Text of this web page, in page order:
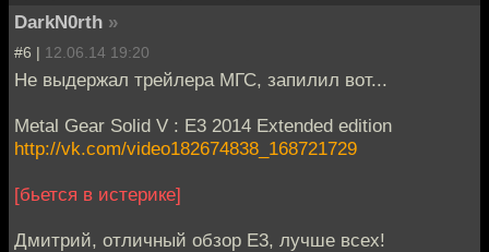
DarkN0rth »
#6 | 12.06.14 19:20
Не выдержал трейлера МГС, запилил вот...
Metal Gear Solid V : E3 2014 Extended edition
http://vk.com/video182674838_168721729
[бьется в истерике]
Дмитрий, отличный обзор Е3, лучше всех!